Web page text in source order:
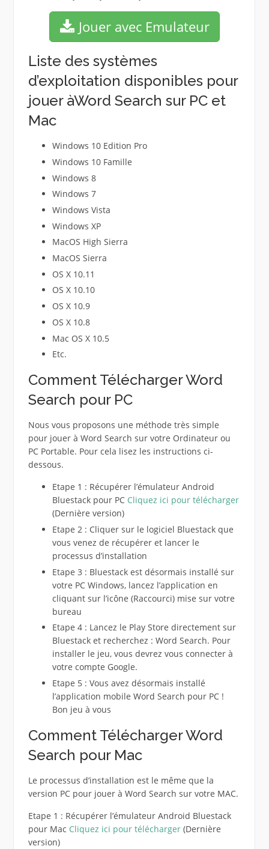
Jouer avec Emulateur
Liste des systèmes
d’exploitation disponibles pour
jouer àWord Search sur PC et
Mac
Windows 10 Edition Pro
Windows 10 Famille
Windows 8
Windows 7
Windows Vista
Windows XP
MacOS High Sierra
MacOS Sierra
OS X 10.11
OS X 10.10
OS X 10.9
OS X 10.8
Mac OS X 10.5
Etc.
Comment Télécharger Word
Search pour PC
Nous vous proposons une méthode très simple
pour jouer à Word Search sur votre Ordinateur ou
PC Portable. Pour cela lisez les instructions ci-
dessous.
Etape 1 : Récupérer l’émulateur Android
Bluestack pour PC Cliquez ici pour télécharger
(Dernière version)
Etape 2 : Cliquer sur le logiciel Bluestack que
vous venez de récupérer et lancer le
processus d’installation
Etape 3 : Bluestack est désormais installé sur
votre PC Windows, lancez l’application en
cliquant sur l’icône (Raccourci) mise sur votre
bureau
Etape 4 : Lancez le Play Store directement sur
Bluestack et recherchez : Word Search. Pour
installer le jeu, vous devrez vous connecter à
votre compte Google.
Etape 5 : Vous avez désormais installé
l’application mobile Word Search pour PC !
Bon jeu à vous
Comment Télécharger Word
Search pour Mac
Le processus d’installation est le même que la
version PC pour jouer à Word Search sur votre MAC.
Etape 1 : Récupérer l’émulateur Android Bluestack
pour Mac Cliquez ici pour télécharger(Dernière
version)